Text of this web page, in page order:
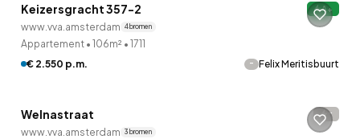
Onder bod
Keizersgracht 357-2 A+
www.vva.amsterdam 4 bronnen
Appartement • 106m² • 1711
€ 2.550 p.m.
- Felix Meritisbuurt
Onder bod
QUICKLANE™
Welnastraat -
www.vva.amsterdam 3 bronnen